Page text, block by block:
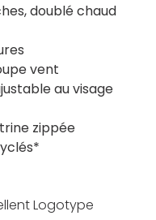
doublé chaud
vent
au visage
zippée
Logotype